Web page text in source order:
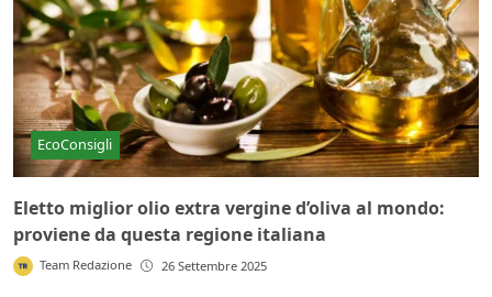
EcoConsigli
Eletto miglior olio extra vergine d’oliva al mondo:
proviene da questa regione italiana
Team Redazione 26 Settembre 2025